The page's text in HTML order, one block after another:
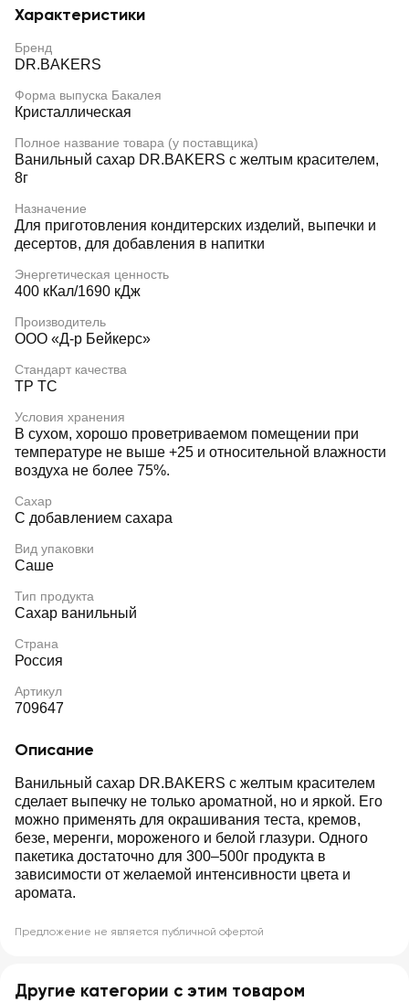
Характеристики
Бренд
DR.BAKERS
Форма выпуска Бакалея
Кристаллическая
Полное название товара (у поставщика)
Ванильный сахар DR.BAKERS с желтым красителем,
8г
Назначение
Для приготовления кондитерских изделий, выпечки и
десертов, для добавления в напитки
Энергетическая ценность
400 кКал/1690 кДж
Производитель
ООО «Д-р Бейкерс»
Стандарт качества
ТР ТС
Условия хранения
В сухом, хорошо проветриваемом помещении при
температуре не выше +25 и относительной влажности
воздуха не более 75%.
Сахар
С добавлением сахара
Вид упаковки
Саше
Тип продукта
Сахар ванильный
Страна
Россия
Артикул
709647
Описание
Ванильный сахар DR.BAKERS с желтым красителем
сделает выпечку не только ароматной, но и яркой. Его
можно применять для окрашивания теста, кремов,
безе, меренги, мороженого и белой глазури. Одного
пакетика достаточно для 300–500г продукта в
зависимости от желаемой интенсивности цвета и
аромата.
Предложение не является публичной офертой
Другие категории с этим товаром